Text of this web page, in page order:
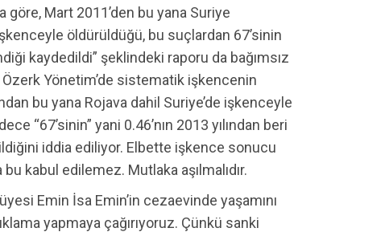
göre, Mart 2011’den bu yana Suriye
öldürüldüğü, bu suçlardan 67’sinin
kaydedildi” şeklindeki raporu da bağımsız
Özerk Yönetim’de sistematik işkencenin
bu yana Rojava dahil Suriye’de işkenceyle
“67’sinin” yani 0.46’nın 2013 yılından beri
iddia ediliyor. Elbette işkence sonucu
kabul edilemez. Mutlaka aşılmalıdır.
Emin İsa Emin’in cezaevinde yaşamını
yapmaya çağırıyoruz. Çünkü sanki